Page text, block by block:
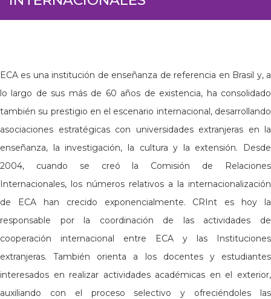
ECA es una institución de enseñanza de referencia en Brasil y, a
lo largo de sus más de 60 años de existencia, ha consolidado
también su prestigio en el escenario internacional, desarrollando
asociaciones estratégicas con universidades extranjeras en la
enseñanza, la investigación, la cultura y la extensión. Desde
2004, cuando se creó la Comisión de Relaciones
Internacionales, los números relativos a la internacionalización
de ECA han crecido exponencialmente. CRInt es hoy la
responsable por la coordinación de las actividades de
cooperación internacional entre ECA y las Instituciones
extranjeras. También orienta a los docentes y estudiantes
interesados en realizar actividades académicas en el exterior,
auxiliando con el proceso selectivo y ofreciéndoles las